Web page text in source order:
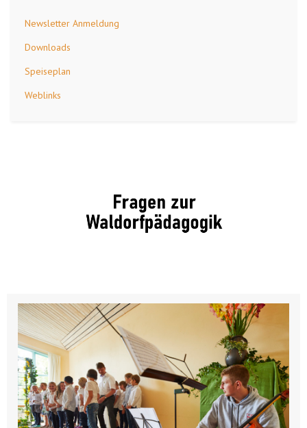
Newsletter Anmeldung
Downloads
Speiseplan
Weblinks